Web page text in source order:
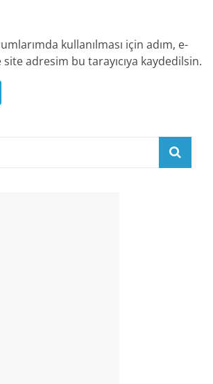
kullanılması için adım, e-
adresim bu tarayıcıya kaydedilsin.